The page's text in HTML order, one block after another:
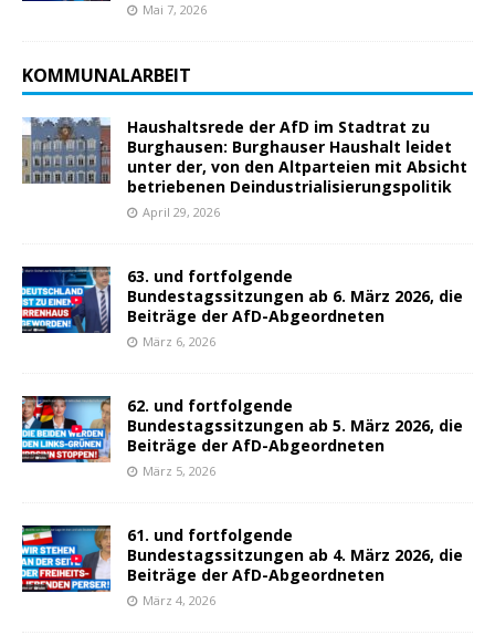
Mai 7, 2026
KOMMUNALARBEIT
Haushaltsrede der AfD im Stadtrat zu
Burghausen: Burghauser Haushalt leidet
unter der, von den Altparteien mit Absicht
betriebenen Deindustrialisierungspolitik
April 29, 2026
63. und fortfolgende
Bundestagssitzungen ab 6. März 2026, die
Beiträge der AfD-Abgeordneten
März 6, 2026
62. und fortfolgende
Bundestagssitzungen ab 5. März 2026, die
Beiträge der AfD-Abgeordneten
März 5, 2026
61. und fortfolgende
Bundestagssitzungen ab 4. März 2026, die
Beiträge der AfD-Abgeordneten
März 4, 2026